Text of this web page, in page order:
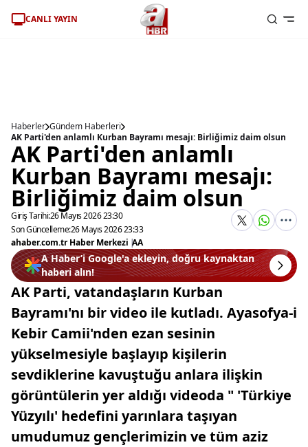
CANLI YAYIN
Haberler Gündem Haberleri
AK Parti'den anlamlı Kurban Bayramı mesajı: Birliğimiz daim olsun
AK Parti'den anlamlı
Kurban Bayramı mesajı:
Birliğimiz daim olsun
Giriş Tarihi:26 Mayıs 2026 23:30
Son Güncelleme:26 Mayıs 2026 23:33
ahaber.com.tr Haber Merkezi |AA
A Haber’i Google'a ekleyin, doğru kaynaktan
haberi alın!
AK Parti, vatandaşların Kurban
Bayramı'nı bir video ile kutladı. Ayasofya-i
Kebir Camii'nden ezan sesinin
yükselmesiyle başlayıp kişilerin
sevdiklerine kavuştuğu anlara ilişkin
görüntülerin yer aldığı videoda " 'Türkiye
Yüzyılı' hedefini yarınlara taşıyan
umudumuz gençlerimizin ve tüm aziz